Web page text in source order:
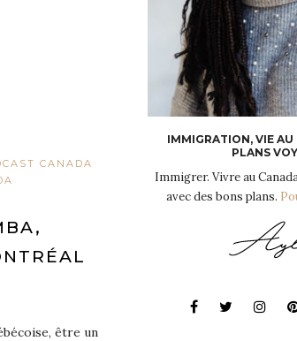
CANADA
être un
IMMIGRATION, VIE AU
PLANS
Immigrer. Vivre au
avec des bons plans.